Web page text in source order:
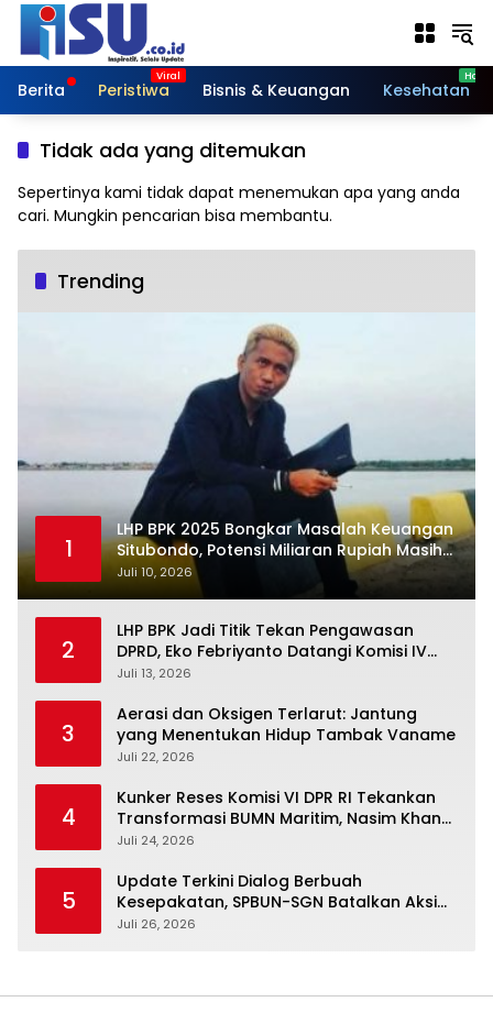
Langsung
konten
Berita
Peristiwa Bisnis & Keuangan Kesehatan
Tidak ada yang ditemukan
Sepertinya kami tidak dapat menemukan apa yang anda
cari. Mungkin pencarian bisa membantu.
Trending
1
LHP BPK 2025 Bongkar Masalah Keuangan
Situbondo, Potensi Miliaran Rupiah Masih
Belum Terkelola
Juli 10, 2026
2
LHP BPK Jadi Titik Tekan Pengawasan
DPRD, Eko Febriyanto Datangi Komisi IV
dan Ajak Dewan Kembali Berpijak pada
Juli 13, 2026
3
Aerasi dan Oksigen Terlarut: Jantung
yang Menentukan Hidup Tambak Vaname
Juli 22, 2026
4
Kunker Reses Komisi VI DPR RI Tekankan
Transformasi BUMN Maritim, Nasim Khan
Kawal Penguatan Sektor Laut
Juli 24, 2026
5
Update Terkini Dialog Berbuah
Kesepakatan, SPBUN-SGN Batalkan Aksi
Nasional Setelah Holding Penuhi Sejumlah
Juli 26, 2026